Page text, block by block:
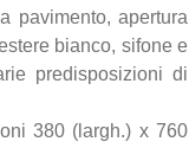
pavimento, apertura
bianco, sifone e
predisposizioni di
380 (largh.) x 760